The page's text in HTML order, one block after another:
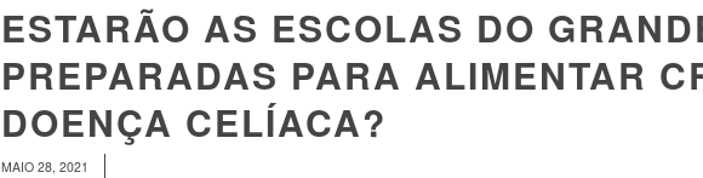
ESTARÃO AS ESCOLAS DO
PREPARADAS PARA ALIMENTAR
DOENÇA CELÍACA?
MAIO 28, 2021